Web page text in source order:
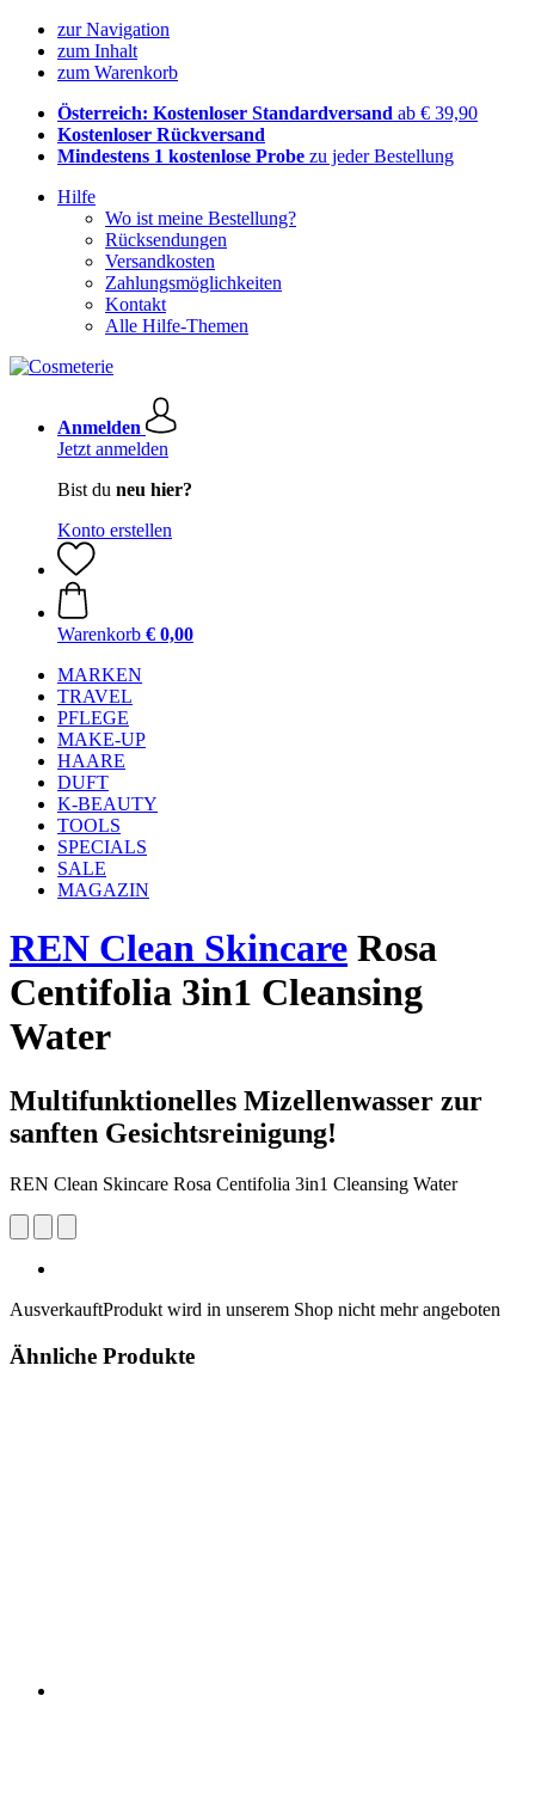
zur Navigation
zum Inhalt
zum Warenkorb
Österreich: Kostenloser Standardversand ab € 39,90
Kostenloser Rückversand
Mindestens 1 kostenlose Probe zu jeder Bestellung
Hilfe
Wo ist meine Bestellung?
Rücksendungen
Versandkosten
Zahlungsmöglichkeiten
Kontakt
Alle Hilfe-Themen
Anmelden
Jetzt anmelden
Bist du neu hier?
Konto erstellen
Warenkorb € 0,00
MARKEN
TRAVEL
PFLEGE
MAKE-UP
HAARE
DUFT
K-BEAUTY
TOOLS
SPECIALS
SALE
MAGAZIN
REN Clean Skincare Rosa
Centifolia 3in1 Cleansing
Water
Multifunktionelles Mizellenwasser zur
sanften Gesichtsreinigung!
REN Clean Skincare Rosa Centifolia 3in1 Cleansing Water
AusverkauftProdukt wird in unserem Shop nicht mehr angeboten
Ähnliche Produkte